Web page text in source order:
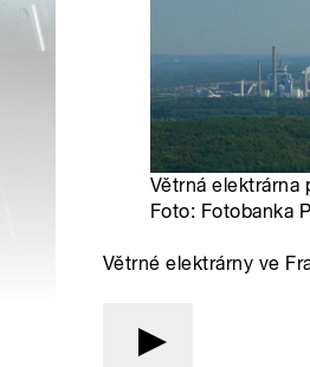
Větrná elektrárna
Foto: Fotobanka
Větrné elektrárny ve